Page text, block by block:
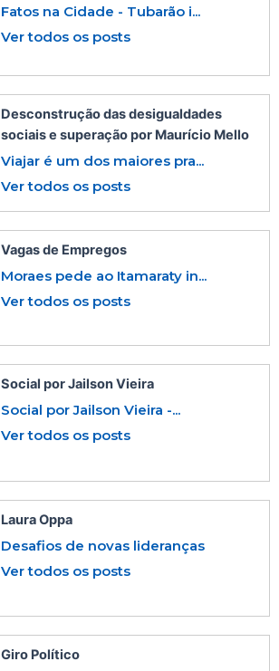
Fatos na Cidade - Tubarão i...
Ver todos os posts
Desconstrução das desigualdades
sociais e superação por Maurício Mello
Viajar é um dos maiores pra...
Ver todos os posts
Vagas de Empregos
Moraes pede ao Itamaraty in...
Ver todos os posts
Social por Jailson Vieira
Social por Jailson Vieira -...
Ver todos os posts
Laura Oppa
Desafios de novas lideranças
Ver todos os posts
Giro Político